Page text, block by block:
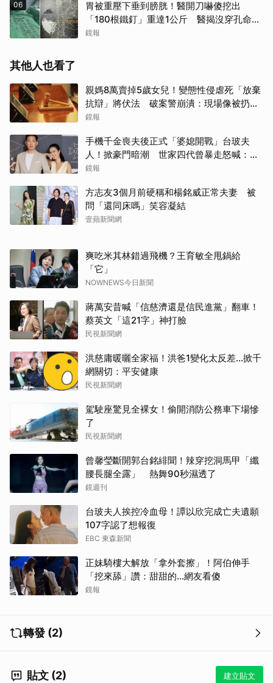
06
胃被重壓下垂到膀胱！醫開刀嚇傻挖出
「180根鐵釘」重達1公斤 醫揭沒穿孔命大
全靠它
鏡報
其他人也看了
親媽8萬賣掉5歲女兒！變態性侵虐死「放棄
抗辯」將伏法 破案警崩潰：現場像被扔掉
的洋娃娃
鏡報
手機千金喪夫後正式「婆媳開戰」台玻夫
人！掀豪門暗潮 世家四代曾暴走怒喊：我
只是一個年輕人
鏡報
方志友3個月前硬稱和楊銘威正常夫妻 被
問「還同床嗎」笑容凝結
壹蘋新聞網
爽吃米其林錯過飛機？王育敏全甩鍋給
「它」
NOWNEWS今日新聞
蔣萬安昔喊「信慈濟還是信民進黨」翻車！
蔡英文「這21字」神打臉
民視新聞網
洪慈庸暖曬全家福！洪爸1變化太反差…掀千
網關切：平安健康
民視新聞網
駕駛座驚見全裸女！偷開消防公務車下場慘
了
民視新聞網
曾馨瑩斷開郭台銘緋聞！辣穿挖洞馬甲「纖
腰長腿全露」 熱舞90秒濕透了
鏡週刊
台玻夫人挨控冷血母！譚以欣完成亡夫遺願
107字認了想報復
EBC 東森新聞
正妹騎樓大解放「拿外套擦」！阿伯伸手
「挖來舔」讚：甜甜的...網友看傻
鏡報
轉發 (2)
貼文 (2) 建立貼文